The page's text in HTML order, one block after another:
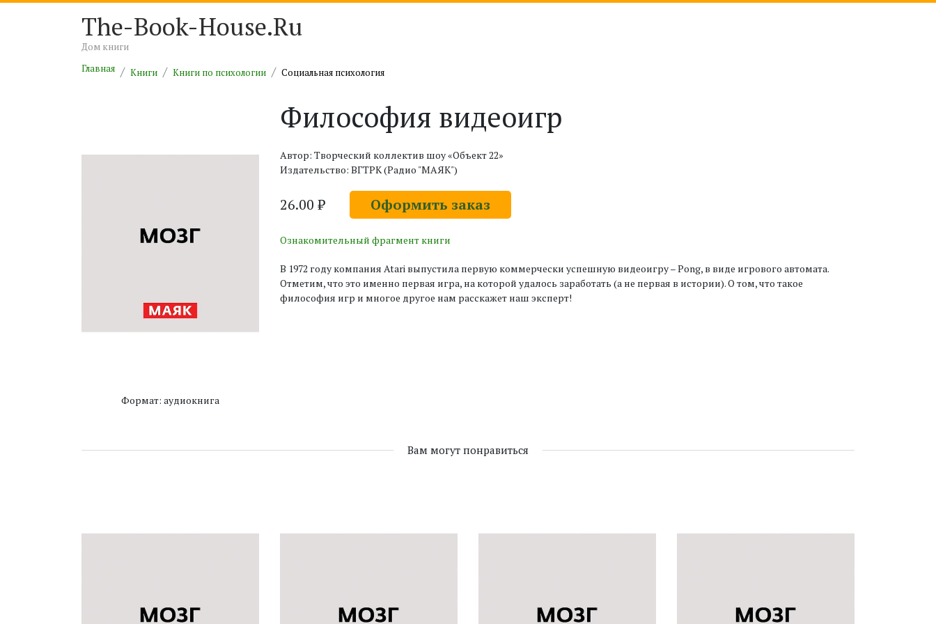
The-Book-House.Ru
Дом книги
Главная
Книги Книги по психологии Социальная психология
Формат: аудиокнига
Философия видеоигр
Автор: Творческий коллектив шоу «Объект 22»
Издательство: ВГТРК (Радио "МАЯК")
26.00 ₽ Оформить заказ
Ознакомительный фрагмент книги
В 1972 году компания Atari выпустила первую коммерчески успешную видеоигру – Pong, в виде игрового автомата.
Отметим, что это именно первая игра, на которой удалось заработать (а не первая в истории). О том, что такое
философия игр и многое другое нам расскажет наш эксперт!
Вам могут понравиться